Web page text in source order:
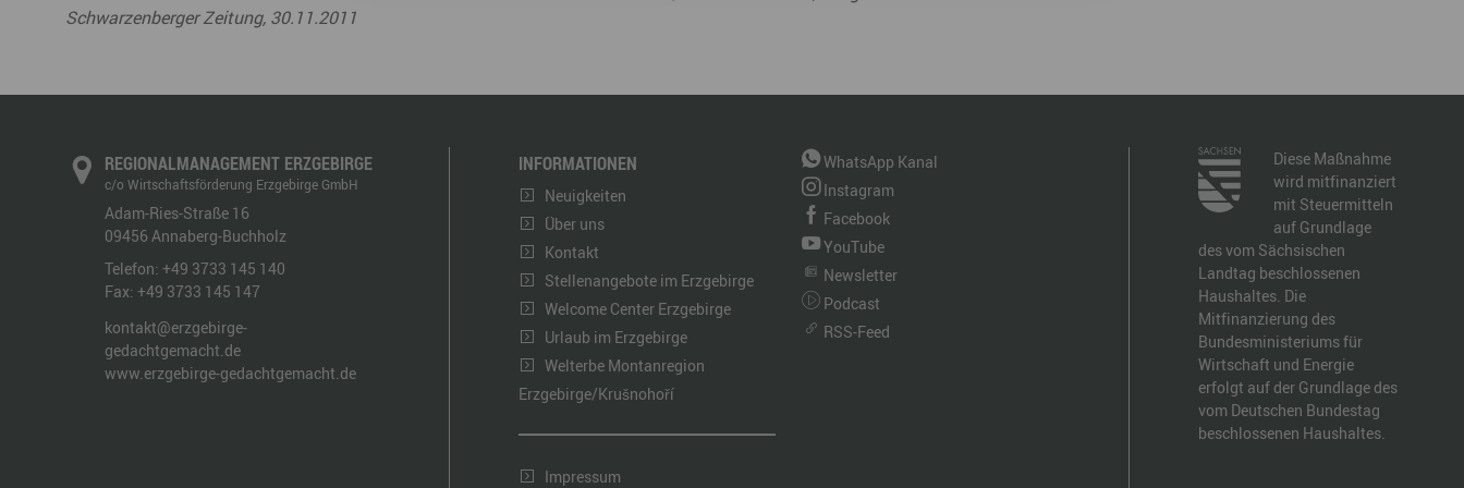
Schwarzenberger Zeitung, 30.11.2011
REGIONALMANAGEMENT ERZGEBIRGE
c/o Wirtschaftsförderung Erzgebirge GmbH
Adam-Ries-Straße 16
09456 Annaberg-Buchholz
Telefon: +49 3733 145 140
Fax: +49 3733 145 147
kontakt@erzgebirge-
gedachtgemacht.de
www.erzgebirge-gedachtgemacht.de
INFORMATIONEN
Neuigkeiten
Über uns
Kontakt
Stellenangebote im Erzgebirge
Welcome Center Erzgebirge
Urlaub im Erzgebirge
Welterbe Montanregion
Erzgebirge/Krušnohoří
Impressum
WhatsApp Kanal
Instagram
Facebook
YouTube
Newsletter
Podcast
RSS-Feed
Diese Maßnahme
wird mitfinanziert
mit Steuermitteln
auf Grundlage
des vom Sächsischen
Landtag beschlossenen
Haushaltes. Die
Mitfinanzierung des
Bundesministeriums für
Wirtschaft und Energie
erfolgt auf der Grundlage des
vom Deutschen Bundestag
beschlossenen Haushaltes.